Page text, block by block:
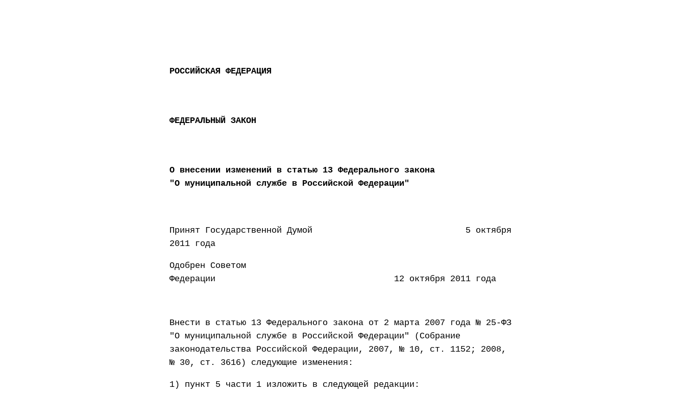
РОССИЙСКАЯ ФЕДЕРАЦИЯ
ФЕДЕРАЛЬНЫЙ ЗАКОН
О внесении изменений в статью 13 Федерального закона
"О муниципальной службе в Российской Федерации"
Принят Государственной Думой 5 октября
2011 года
Одобрен Советом
Федерации 12 октября 2011 года
Внести в статью 13 Федерального закона от 2 марта 2007 года № 25-ФЗ
"О муниципальной службе в Российской Федерации" (Собрание
законодательства Российской Федерации, 2007, № 10, ст. 1152; 2008,
№ 30, ст. 3616) следующие изменения:
1) пункт 5 части 1 изложить в следующей редакции: